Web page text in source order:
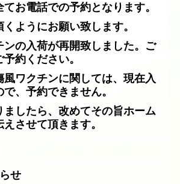
てお電話での予約となります。
ようにお願い致します。
ンの入荷が再開致しました。ご
約ください。
風ワクチンに関しては、現在入
、予約できません。
ましたら、改めてその旨ホーム
させて頂きます。
せ